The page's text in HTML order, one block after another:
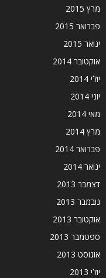
מרץ 2015
פברואר 2015
ינואר 2015
אוקטובר 2014
יולי 2014
יוני 2014
מאי 2014
מרץ 2014
פברואר 2014
ינואר 2014
דצמבר 2013
נובמבר 2013
אוקטובר 2013
ספטמבר 2013
אוגוסט 2013
יולי 2013